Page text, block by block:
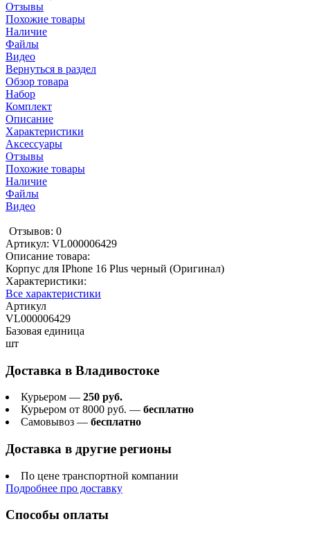
Отзывы
Похожие товары
Наличие
Файлы
Видео
Вернуться в раздел
Обзор товара
Набор
Комплект
Описание
Характеристики
Аксессуары
Отзывы
Похожие товары
Наличие
Файлы
Видео
Отзывов: 0
Артикул: VL000006429
Описание товара:
Корпус для IPhone 16 Plus черный (Оригинал)
Характеристики:
Все характеристики
Артикул
VL000006429
Базовая единица
шт
Доставка в Владивостоке
Курьером — 250 руб.
Курьером от 8000 руб. — бесплатно
Самовывоз — бесплатно
Доставка в другие регионы
По цене транспортной компании
Подробнее про доставку
Способы оплаты